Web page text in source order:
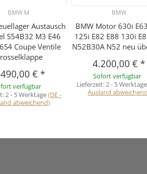
BMW M
Austausch
S54B32 M3 E46
Coupe Ventile
€ *
verfügbar
2 - 5 Werktage(DE -
abweichend)
BMW
BMW Motor 630i
125i E82 E88 130i
N52B30A N52 neu
4.200,00 € *
Sofort verfügbar
Lieferzeit:2 - 5 Werktage
Ausland